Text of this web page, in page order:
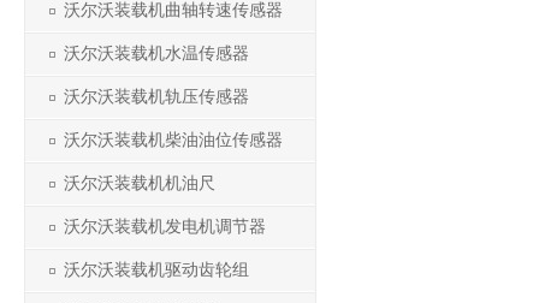
沃尔沃装载机曲轴转速传感器
沃尔沃装载机水温传感器
沃尔沃装载机轨压传感器
沃尔沃装载机柴油油位传感器
沃尔沃装载机机油尺
沃尔沃装载机发电机调节器
沃尔沃装载机驱动齿轮组